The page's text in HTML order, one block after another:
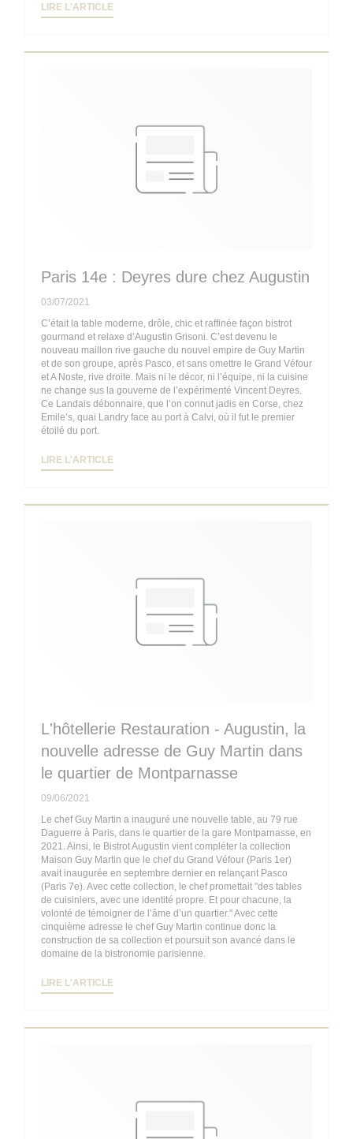
LIRE L'ARTICLE
Paris 14e : Deyres dure chez Augustin
03/07/2021
C’était la table moderne, drôle, chic et raffinée façon bistrot
gourmand et relaxe d’Augustin Grisoni. C’est devenu le
nouveau maillon rive gauche du nouvel empire de Guy Martin
et de son groupe, après Pasco, et sans omettre le Grand Véfour
et A Noste, rive droite. Mais ni le décor, ni l’équipe, ni la cuisine
ne change sus la gouverne de l’expérimenté Vincent Deyres.
Ce Landais débonnaire, que l’on connut jadis en Corse, chez
Emile’s, quai Landry face au port à Calvi, où il fut le premier
étoilé du port.
LIRE L'ARTICLE
L'hôtellerie Restauration - Augustin, la
nouvelle adresse de Guy Martin dans
le quartier de Montparnasse
09/06/2021
Le chef Guy Martin a inauguré une nouvelle table, au 79 rue
Daguerre à Paris, dans le quartier de la gare Montparnasse, en
2021. Ainsi, le Bistrot Augustin vient compléter la collection
Maison Guy Martin que le chef du Grand Véfour (Paris 1er)
avait inaugurée en septembre dernier en relançant Pasco
(Paris 7e). Avec cette collection, le chef promettait "des tables
de cuisiniers, avec une identité propre. Et pour chacune, la
volonté de témoigner de l’âme d’un quartier." Avec cette
cinquième adresse le chef Guy Martin continue donc la
construction de sa collection et poursuit son avancé dans le
domaine de la bistronomie parisienne.
LIRE L'ARTICLE